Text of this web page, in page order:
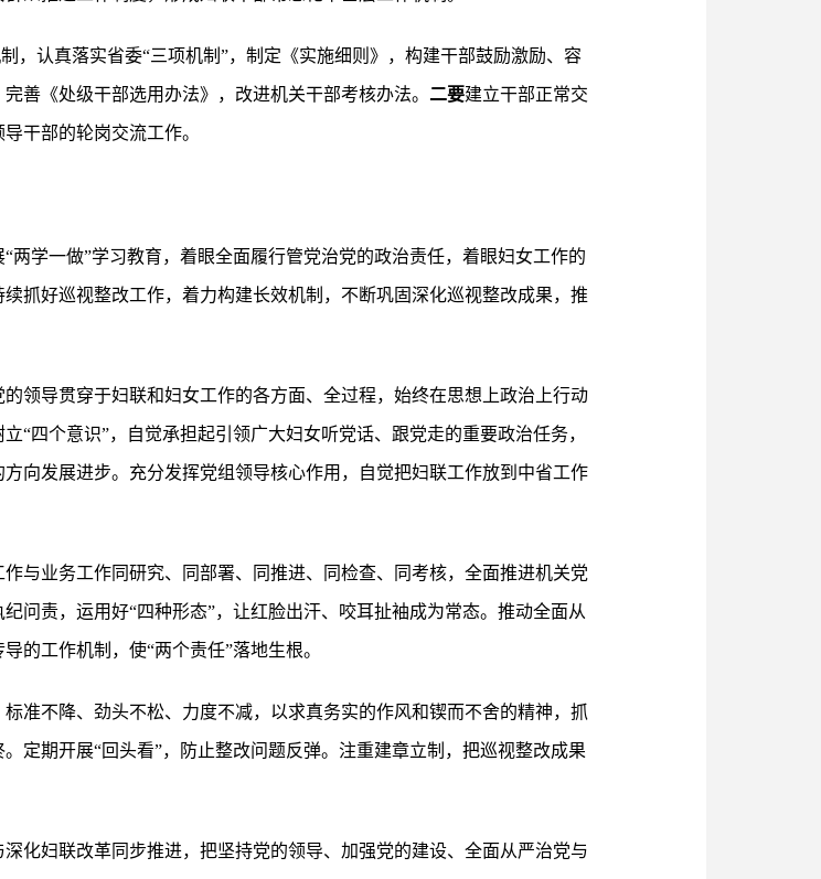
，认真落实省委“三项机制”，制定《实施细则》，构建干部鼓励激励、容
善《处级干部选用办法》，改进机关干部考核办法。 二要建立干部正常交
干部的轮岗交流工作。
两学一做”学习教育，着眼全面履行管党治党的政治责任，着眼妇女工作的
抓好巡视整改工作，着力构建长效机制，不断巩固深化巡视整改成果，推
的领导贯穿于妇联和妇女工作的各方面、全过程，始终在思想上政治上行动
“四个意识”，自觉承担起引领广大妇女听党话、跟党走的重要政治任务，
向发展进步。充分发挥党组领导核心作用，自觉把妇联工作放到中省工作
作与业务工作同研究、同部署、同推进、同检查、同考核，全面推进机关党
问责，运用好“四种形态”，让红脸出汗、咬耳扯袖成为常态。推动全面从
的工作机制，使“两个责任”落地生根。
标准不降、劲头不松、力度不减，以求真务实的作风和锲而不舍的精神，抓
定期开展“回头看”，防止整改问题反弹。注重建章立制，把巡视整改成果
深化妇联改革同步推进，把坚持党的领导、加强党的建设、全面从严治党与